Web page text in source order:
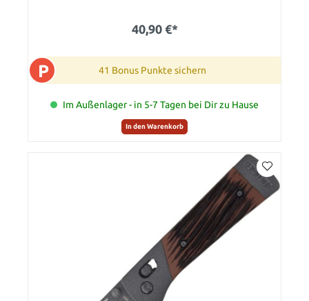
40,90 €*
P 41 Bonus Punkte sichern
Im Außenlager - in 5-7 Tagen bei Dir zu Hause
In den Warenkorb